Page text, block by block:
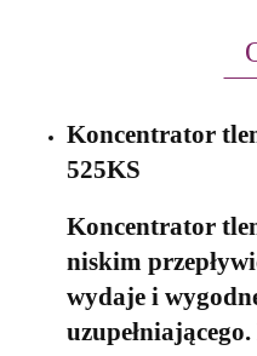
Koncentrator
525KS
Koncentrator
niskim
wydaje i